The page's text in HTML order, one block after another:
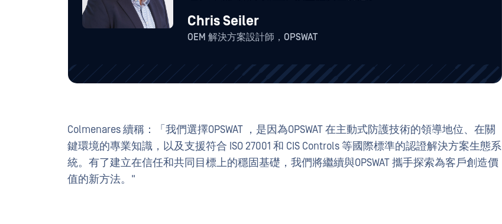
Chris Seiler
OEM 解決方案設計師，OPSWAT
Colmenares 續稱：「我們選擇OPSWAT ，是因為OPSWAT 在主動式防護技術的領導地位、在關
鍵環境的專業知識，以及支援符合 ISO 27001 和 CIS Controls 等國際標準的認證解決方案生態系
統。有了建立在信任和共同目標上的穩固基礎，我們將繼續與OPSWAT 攜手探索為客戶創造價
值的新方法。"